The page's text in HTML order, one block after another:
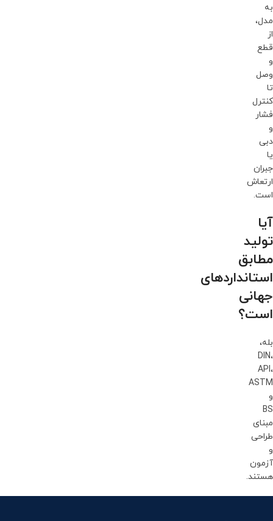
به
مدل،
از
قطع
و
وصل
تا
کنترل
فشار
و
دبی
یا
جبران
ارتعاش
است.
آیا
تولید
مطابق
استانداردهای
جهانی
است؟
بله،
DIN،
API،
ASTM
و
BS
مبنای
طراحی
و
آزمون
هستند.